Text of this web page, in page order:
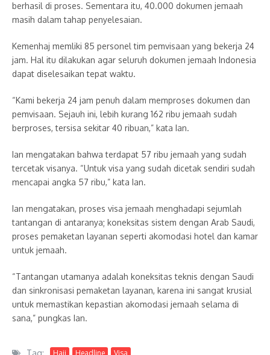
berhasil di proses. Sementara itu, 40.000 dokumen jemaah
masih dalam tahap penyelesaian.
Kemenhaj memliki 85 personel tim pemvisaan yang bekerja 24
jam. Hal itu dilakukan agar seluruh dokumen jemaah Indonesia
dapat diselesaikan tepat waktu.
“Kami bekerja 24 jam penuh dalam memproses dokumen dan
pemvisaan. Sejauh ini, lebih kurang 162 ribu jemaah sudah
berproses, tersisa sekitar 40 ribuan,” kata Ian.
Ian mengatakan bahwa terdapat 57 ribu jemaah yang sudah
tercetak visanya. “Untuk visa yang sudah dicetak sendiri sudah
mencapai angka 57 ribu,” kata Ian.
Ian mengatakan, proses visa jemaah menghadapi sejumlah
tantangan di antaranya; koneksitas sistem dengan Arab Saudi,
proses pemaketan layanan seperti akomodasi hotel dan kamar
untuk jemaah.
“Tantangan utamanya adalah koneksitas teknis dengan Saudi
dan sinkronisasi pemaketan layanan, karena ini sangat krusial
untuk memastikan kepastian akomodasi jemaah selama di
sana,” pungkas Ian.
Haji Headline Visa